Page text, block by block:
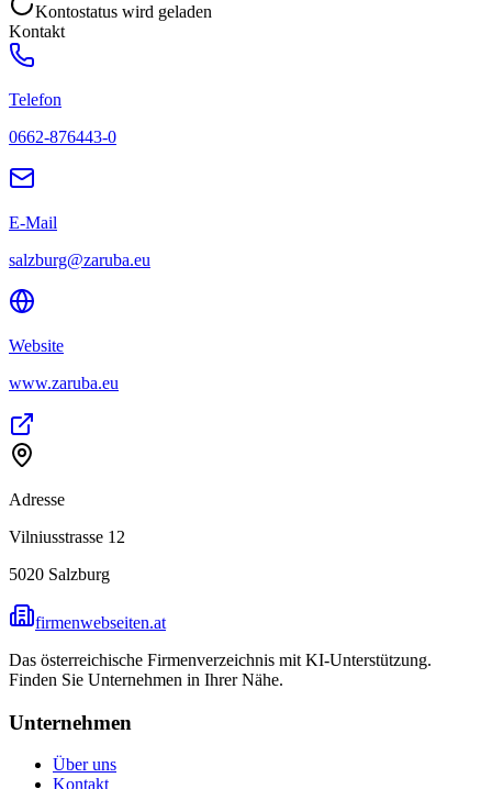
Kontostatus wird geladen
Kontakt
Telefon
0662-876443-0
E-Mail
salzburg@zaruba.eu
Website
www.zaruba.eu
Adresse
Vilniusstrasse 12
5020 Salzburg
firmenwebseiten.at
Das österreichische Firmenverzeichnis mit KI-Unterstützung.
Finden Sie Unternehmen in Ihrer Nähe.
Unternehmen
Über uns
Kontakt